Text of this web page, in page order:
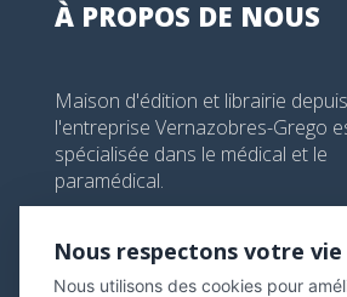
À PROPOS DE NOUS
Maison d'édition et librairie
l'entreprise Vernazobres-Grego
spécialisée dans le médical et le
paramédical.
Nous respectons votre
Nous utilisons des cookies pour